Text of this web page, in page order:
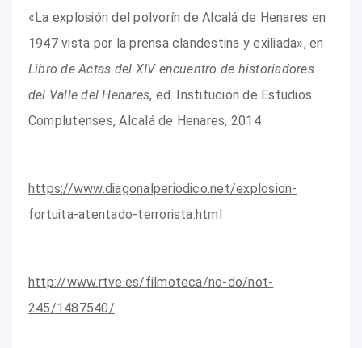
«La explosión del polvorín de Alcalá de Henares en
1947 vista por la prensa clandestina y exiliada», en
Libro de Actas del XIV encuentro de historiadores
del Valle del Henares, ed. Institución de Estudios
Complutenses, Alcalá de Henares, 2014
https://www.diagonalperiodico.net/explosion-
fortuita-atentado-terrorista.html
http://www.rtve.es/filmoteca/no-do/not-
245/1487540/